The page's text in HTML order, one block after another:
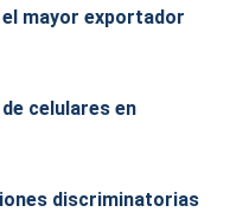
mayor exportador
celulares en
discriminatorias